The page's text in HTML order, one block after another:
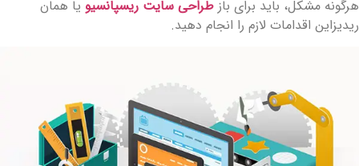
هرگونه مشکل، باید برای باز طراحی سایت ریسپانسیو یا همان
ریدیزاین اقدامات لازم را انجام دهید.